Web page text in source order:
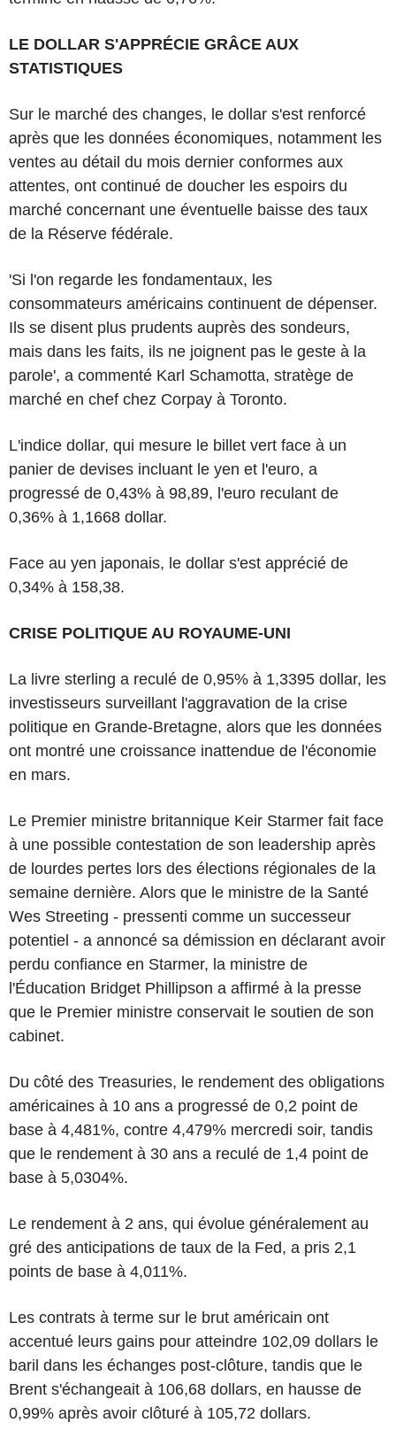
LE DOLLAR S'APPRÉCIE GRÂCE AUX
STATISTIQUES
Sur le marché des changes, le dollar s'est renforcé
après que les données économiques, notamment les
ventes au détail du mois dernier conformes aux
attentes, ont continué de doucher les espoirs du
marché concernant une éventuelle baisse des taux
de la Réserve fédérale.
'Si l'on regarde les fondamentaux, les
consommateurs américains continuent de dépenser.
Ils se disent plus prudents auprès des sondeurs,
mais dans les faits, ils ne joignent pas le geste à la
parole', a commenté Karl Schamotta, stratège de
marché en chef chez Corpay à Toronto.
L'indice dollar, qui mesure le billet vert face à un
panier de devises incluant le yen et l'euro, a
progressé de 0,43% à 98,89, l'euro reculant de
0,36% à 1,1668 dollar.
Face au yen japonais, le dollar s'est apprécié de
0,34% à 158,38.
CRISE POLITIQUE AU ROYAUME-UNI
La livre sterling a reculé de 0,95% à 1,3395 dollar, les
investisseurs surveillant l'aggravation de la crise
politique en Grande-Bretagne, alors que les données
ont montré une croissance inattendue de l'économie
en mars.
Le Premier ministre britannique Keir Starmer fait face
à une possible contestation de son leadership après
de lourdes pertes lors des élections régionales de la
semaine dernière. Alors que le ministre de la Santé
Wes Streeting - pressenti comme un successeur
potentiel - a annoncé sa démission en déclarant avoir
perdu confiance en Starmer, la ministre de
l'Éducation Bridget Phillipson a affirmé à la presse
que le Premier ministre conservait le soutien de son
cabinet.
Du côté des Treasuries, le rendement des obligations
américaines à 10 ans a progressé de 0,2 point de
base à 4,481%, contre 4,479% mercredi soir, tandis
que le rendement à 30 ans a reculé de 1,4 point de
base à 5,0304%.
Le rendement à 2 ans, qui évolue généralement au
gré des anticipations de taux de la Fed, a pris 2,1
points de base à 4,011%.
Les contrats à terme sur le brut américain ont
accentué leurs gains pour atteindre 102,09 dollars le
baril dans les échanges post-clôture, tandis que le
Brent s'échangeait à 106,68 dollars, en hausse de
0,99% après avoir clôturé à 105,72 dollars.